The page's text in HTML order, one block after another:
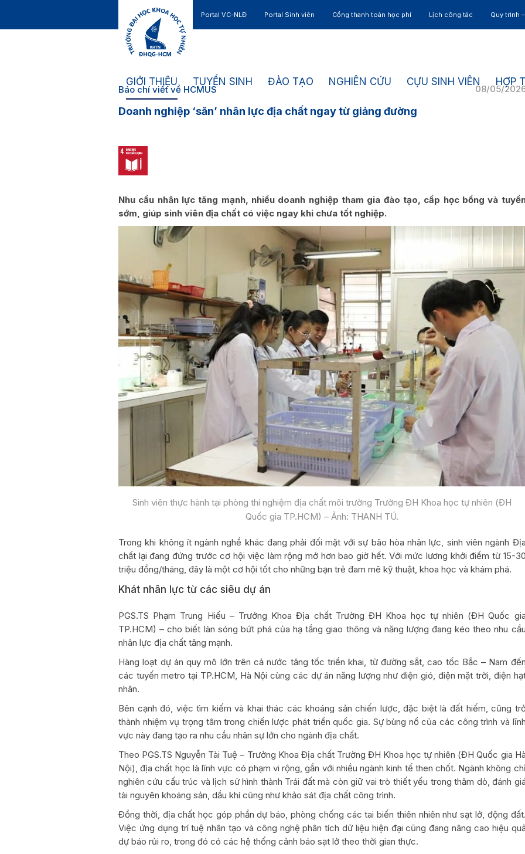
Portal VC-NLĐ Portal Sinh viên Cổng thanh toán học phí Lịch công tác Quy trình
GIỚI THIỆU TUYỂN SINH ĐÀO TẠO NGHIÊN CỨU CỰU SINH VIÊN HỢP
08/05/
Báo chí viết về HCMUS
Doanh nghiệp ‘săn’ nhân lực địa chất ngay từ giảng đường
Nhu cầu nhân lực tăng mạnh, nhiều doanh nghiệp tham gia đào tạo, cấp học bổng và
sớm, giúp sinh viên địa chất có việc ngay khi chưa tốt nghiệp.
Sinh viên thực hành tại phòng thí nghiệm địa chất môi trường Trường ĐH Khoa học tự nhiên (ĐH
Quốc gia TP.HCM) – Ảnh: THANH TÚ.
Trong khi không ít ngành nghề khác đang phải đối mặt với sự bão hòa nhân lực, sinh viên ngành Địa
chất lại đang đứng trước cơ hội việc làm rộng mở hơn bao giờ hết. Với mức lương khởi điểm từ 15-30
triệu đồng/tháng, đây là một cơ hội tốt cho những bạn trẻ đam mê kỹ thuật, khoa học và khám phá.
Khát nhân lực từ các siêu dự án
PGS.TS Phạm Trung Hiếu – Trưởng Khoa Địa chất Trường ĐH Khoa học tự nhiên (ĐH Quốc gia
TP.HCM) – cho biết làn sóng bứt phá của hạ tầng giao thông và năng lượng đang kéo theo nhu cầu
nhân lực địa chất tăng mạnh.
Hàng loạt dự án quy mô lớn trên cả nước tăng tốc triển khai, từ đường sắt, cao tốc Bắc – Nam đến
các tuyến metro tại TP.HCM, Hà Nội cùng các dự án năng lượng như điện gió, điện mặt trời, điện
nhân.
Bên cạnh đó, việc tìm kiếm và khai thác các khoáng sản chiến lược, đặc biệt là đất hiếm, cũng
thành nhiệm vụ trọng tâm trong chiến lược phát triển quốc gia. Sự bùng nổ của các công trình và lĩnh
vực này đang tạo ra nhu cầu nhân sự lớn cho ngành địa chất.
Theo PGS.TS Nguyễn Tài Tuệ – Trưởng Khoa Địa chất Trường ĐH Khoa học tự nhiên (ĐH Quốc gia Hà
Nội), địa chất học là lĩnh vực có phạm vi rộng, gắn với nhiều ngành kinh tế then chốt. Ngành không chỉ
nghiên cứu cấu trúc và lịch sử hình thành Trái đất mà còn giữ vai trò thiết yếu trong thăm dò, đánh giá
tài nguyên khoáng sản, dầu khí cũng như khảo sát địa chất công trình.
Đồng thời, địa chất học góp phần dự báo, phòng chống các tai biến thiên nhiên như sạt lở, động đất.
Việc ứng dụng trí tuệ nhân tạo và công nghệ phân tích dữ liệu hiện đại cũng đang nâng cao hiệu
dự báo rủi ro, trong đó có các hệ thống cảnh báo sạt lở theo thời gian thực.